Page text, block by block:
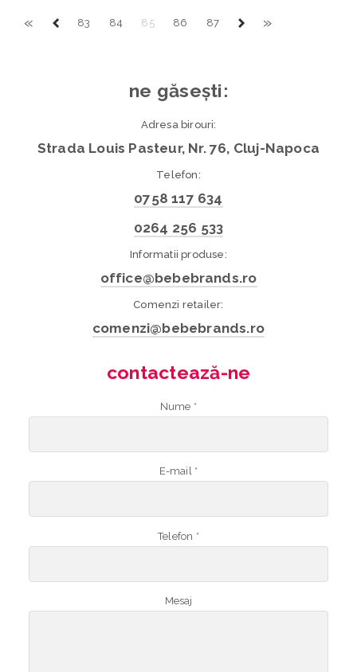
« 83 84 85 86 87 »
ne găsești:
Adresa birouri:
Strada Louis Pasteur, Nr. 76, Cluj-Napoca
Telefon:
0758 117 634
0264 256 533
Informatii produse:
office@bebebrands.ro
Comenzi retailer:
comenzi@bebebrands.ro
contactează-ne
Nume *
E-mail *
Telefon *
Mesaj